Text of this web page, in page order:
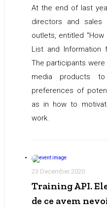
At the end of last
directors and sales
outlets, entitled
List and Information
The participants
media products
preferences of
as in how to
work.
23 December 2020
Training API.
de ce avem